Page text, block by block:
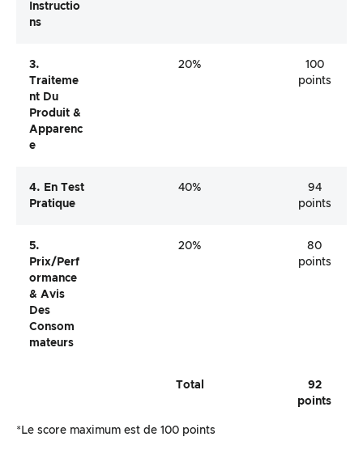
Instructio
Ns
3.
Traiteme
Nt Du
Produit &
Apparenc
E
20%
100
points
4. En Test
Pratique
40%
94
points
5.
Prix/perf
Ormance
& Avis
Des
Consom
Mateurs
20%
80
points
Total
92
points
*Le score maximum est de 100 points